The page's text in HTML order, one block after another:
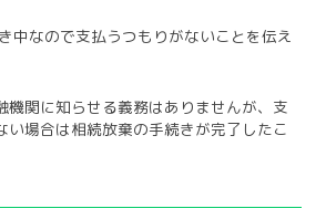
中なので支払うつもりがないことを伝え
機関に知らせる義務はありませんが、支
い場合は相続放棄の手続きが完了したこ